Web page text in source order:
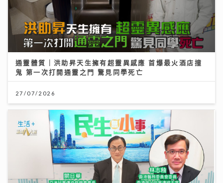
通靈體質｜洪助昇天生擁有超靈異感應 首爆最火酒店撞
鬼 第一次打開通靈之門 驚見同學死亡
27/07/2026